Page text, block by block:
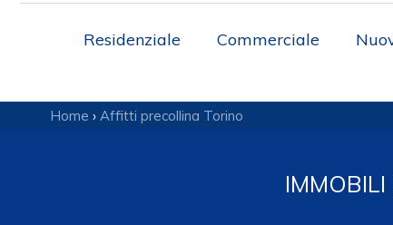
Residenziale Commerciale
IMMOBILI
Home › Affitti precollina Torino